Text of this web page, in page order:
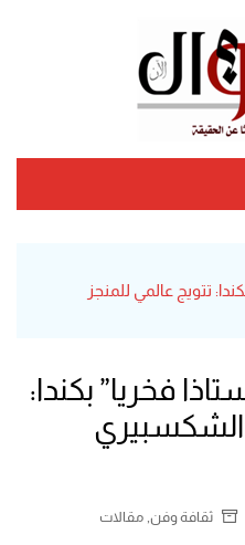
تتويج عالمي للمنجز
فخريا” بكندا:
الشكسبيري
ثقافة وفن مقالات